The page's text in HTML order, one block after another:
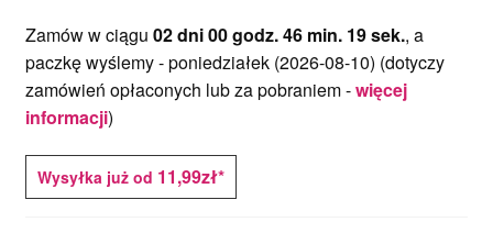
Zamów w ciągu 02 dni 00 godz. 46 min. 19 sek., a
paczkę wyślemy -poniedziałek (2026-08-10) (dotyczy
zamówień opłaconych lub za pobraniem -więcej
informacji)
Wysyłka już od 11,99zł*